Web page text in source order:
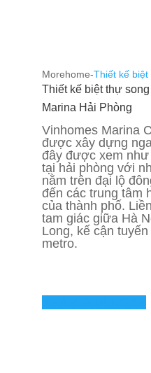
Morehome-Thiết kế
Thiết kế biệt thự
Marina Hải Phòng
Vinhomes Marina
được xây dựng
đây được xem như
tại hải phòng với
nằm trên đại lộ
đến các trung tâm
của thành phố.
tam giác giữa Hà
Long, kế cận
metro.